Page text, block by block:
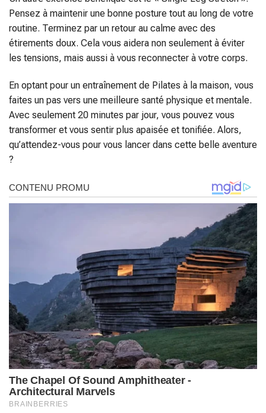
Pensez à maintenir une bonne posture tout au long de votre
routine. Terminez par un retour au calme avec des
étirements doux. Cela vous aidera non seulement à éviter
les tensions, mais aussi à vous reconnecter à votre corps.
En optant pour un entraînement de Pilates à la maison, vous
faites un pas vers une meilleure santé physique et mentale.
Avec seulement 20 minutes par jour, vous pouvez vous
transformer et vous sentir plus apaisée et tonifiée. Alors,
qu’attendez-vous pour vous lancer dans cette belle aventure
?